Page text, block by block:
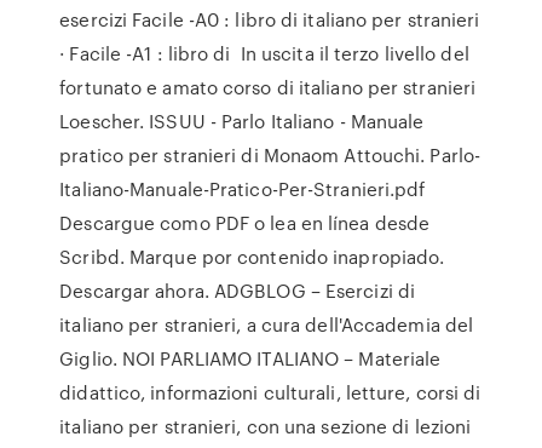
esercizi Facile -A0 : libro di italiano per stranieri
· Facile -A1 : libro di In uscita il terzo livello del
fortunato e amato corso di italiano per stranieri
Loescher. ISSUU - Parlo Italiano - Manuale
pratico per stranieri di Monaom Attouchi. Parlo-
Italiano-Manuale-Pratico-Per-Stranieri.pdf
Descargue como PDF o lea en línea desde
Scribd. Marque por contenido inapropiado.
Descargar ahora. ADGBLOG – Esercizi di
italiano per stranieri, a cura dell'Accademia del
Giglio. NOI PARLIAMO ITALIANO – Materiale
didattico, informazioni culturali, letture, corsi di
italiano per stranieri, con una sezione di lezioni